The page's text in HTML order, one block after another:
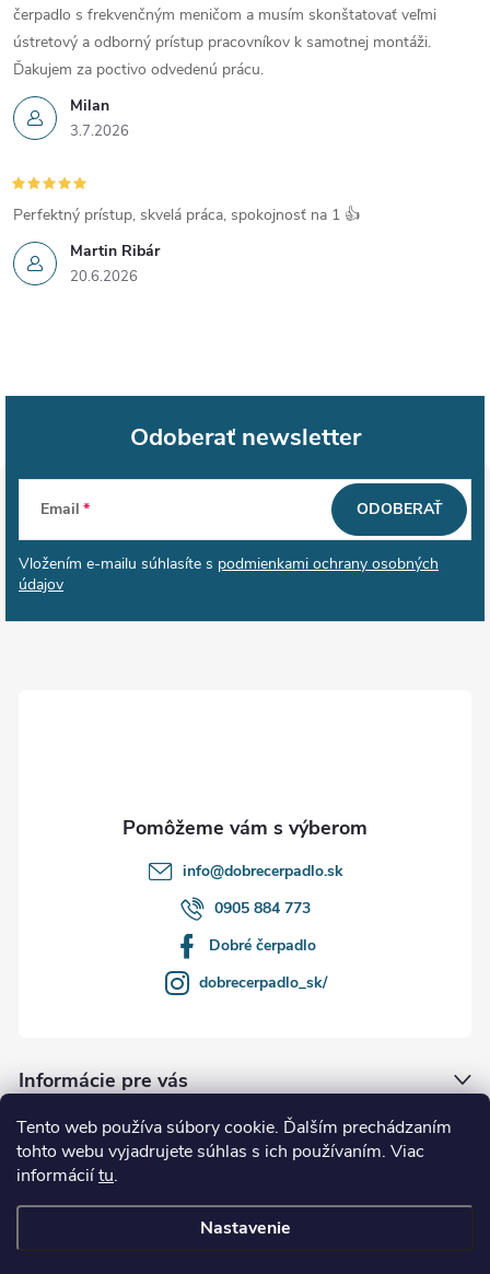
Tento web používa súbory cookie. Ďalším prechádzaním
tohto webu vyjadrujete súhlas s ich používaním. Viac
informáciítu.
Nastavenie
Milan
3.7.2026
čerpadlo s frekvenčným meničom a musím skonštatovať veľmi
ústretový a odborný prístup pracovníkov k samotnej montáži.
Ďakujem za poctivo odvedenú prácu.
Martin Ribár
20.6.2026
Perfektný prístup, skvelá práca, spokojnosť na 1 👍
Z
á
p
Odoberať newsletter
Email
Vložením e-mailu súhlasíte s podmienkami ochrany osobných
údajov
ODOBERAŤ
Informácie pre vás
Naše služby
Kde nás nájdete
info@dobrecerpadlo.sk
0905 884 773
Dobré čerpadlo
dobrecerpadlo_sk/